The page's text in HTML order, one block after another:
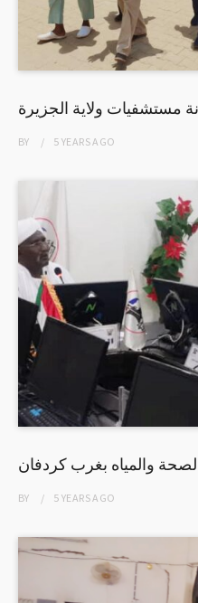
مستشفيات ولاية الجزيرة
BY 5 YEARSAGO
والمياه بغرب كردفان
BY 5 YEARSAGO